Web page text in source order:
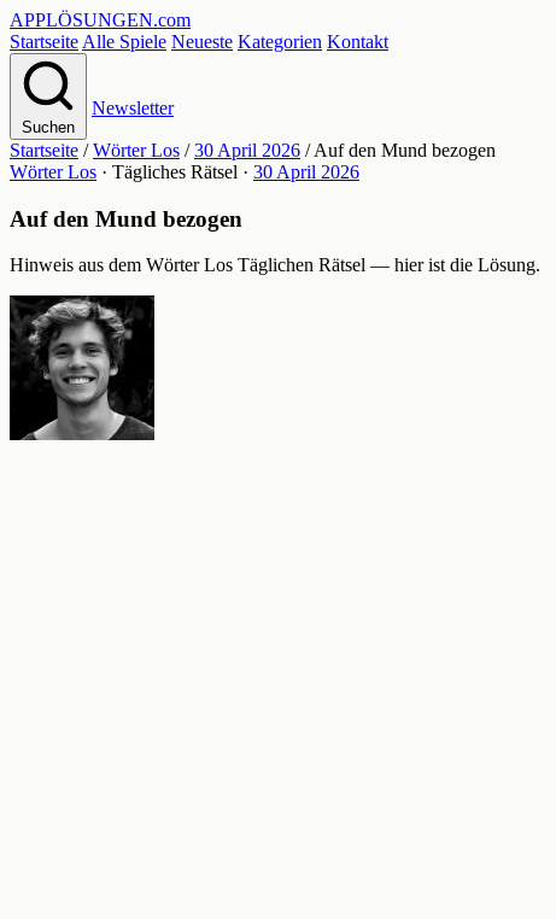
APPLÖSUNGEN.com
Startseite Alle Spiele Neueste Kategorien Kontakt
Suchen
Newsletter
Startseite / Wörter Los / 30 April 2026 / Auf den Mund bezogen
Wörter Los · Tägliches Rätsel · 30 April 2026
Auf den Mund bezogen
Hinweis aus dem Wörter Los Täglichen Rätsel — hier ist die Lösung.